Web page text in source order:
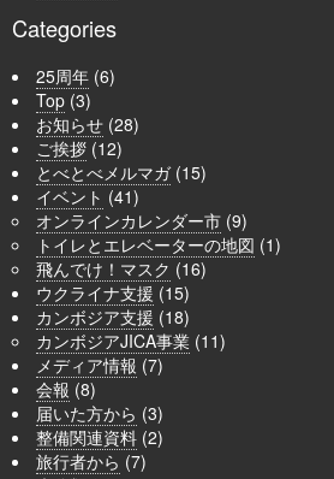
Categories
25周年 (6)
Top (3)
お知らせ (28)
ご挨拶 (12)
とべとべメルマガ(15)
イベント (41)
オンラインカレンダー市 (9)
トイレとエレベーターの地図 (1)
飛んでけ！マスク (16)
ウクライナ支援 (15)
カンボジア支援 (18)
カンボジアJICA事業 (11)
メディア情報 (7)
会報 (8)
届いた方から (3)
整備関連資料 (2)
旅行者から (7)